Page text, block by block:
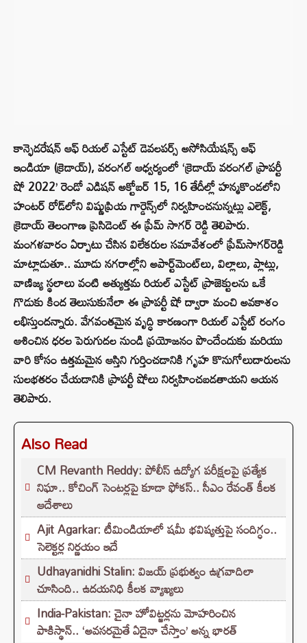
కాన్ఫెడరేషన్ ఆఫ్ రియల్ ఎస్టేట్ డెవలపర్స్ అసోసియేషన్స్ ఆఫ్
ఇండియా (క్రెడాయ్), వరంగల్ ఆధ్వర్యంలో ‘క్రెడాయ్ వరంగల్ ప్రాపర్టీ
షో 2022’ రెండో ఎడిషన్ అక్టోబర్ 15, 16 తేదీల్లో హన్మకొండలోని
హంటర్ రోడ్‌లోని విష్ణుప్రియ గార్డెన్స్‌లో నిర్వహించనున్నట్లు ఎలెక్ట్,
క్రెడాయ్‌ తెలంగాణ ప్రెసిడెంట్‌ ఈ ప్రేమ్ సాగర్ రెడ్డి తెలిపారు.
మంగళవారం ఏర్పాటు చేసిన విలేకరుల సమావేశంలో ప్రేమ్‌సాగర్‌రెడ్డి
మాట్లాడుతూ.. మూడు నగరాల్లోని అపార్ట్‌మెంట్‌లు, విల్లాలు, ప్లాట్లు,
వాణిజ్య స్థలాలు వంటి అత్యుత్తమ రియల్‌ ఎస్టేట్‌ ప్రాజెక్టులను ఒకే
గొడుకు కింద తెలుసుకునేలా ఈ ప్రాపర్టీ షో ద్వారా మంచి అవకాశం
లభిస్తుందన్నారు. వేగవంతమైన వృద్ధి కారణంగా రియల్ ఎస్టేట్ రంగం
ఆశించిన ధరల పెరుగుదల నుండి ప్రయోజనం పొందేందుకు మరియు
వారి కోసం ఉత్తమమైన ఆస్తిని గుర్తించడానికి గృహ కొనుగోలుదారులను
సులభతరం చేయడానికి ప్రాపర్టీ షోలు నిర్వహించబడతాయని ఆయన
తెలిపారు.
Also Read
CM Revanth Reddy: పోలీస్ ఉద్యోగ పరీక్షలపై ప్రత్యేక
నిఘా.. కోచింగ్ సెంటర్లపై కూడా ఫోకస్.. సీఎం రేవంత్ కీలక
ఆదేశాలు
Ajit Agarkar: టీమిండియాలో షమీ భవిష్యత్తుపై సందిగ్ధం..
సెలెక్టర్ల నిర్ణయం ఇదే
Udhayanidhi Stalin: విజయ్ ప్రభుత్వం ఉగ్రవాదిలా
చూసింది.. ఉదయనిధి కీలక వ్యాఖ్యలు
India-Pakistan: చైనా హోవిట్జర్లను మోహరించిన
పాకిస్థాన్.. ‘అవసరమైతే ఏదైనా చేస్తాం’ అన్న భారత్